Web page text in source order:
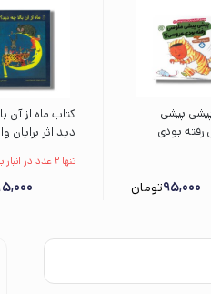
پیشی
رفته بودی
خنده خوشحال 13) اثر
ترجمه زهرا
95,000تومان
کتاب ماه از آن
دید اثر برایان
بهزادی نشر
پرورش فکری
نوجوانان
تنها 2 عدد در انبار باقی مانده